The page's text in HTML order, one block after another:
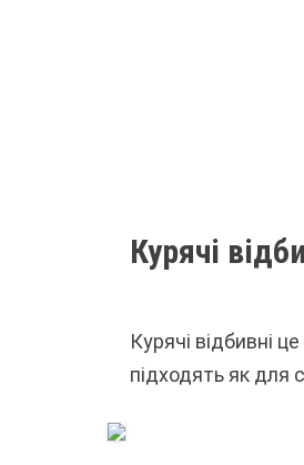
Курячі
Курячі відбивні
підходять як для